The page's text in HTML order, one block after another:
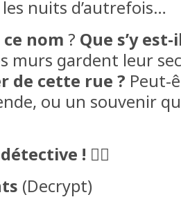
nuits d’autrefois…
nom ? Que s’y
murs gardent leur
de cette rue ? Peut-
ou un souvenir
! 🕵️‍♂️
(Decrypt)